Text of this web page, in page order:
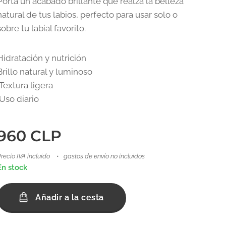
de tus labios, perfecto para usar solo o
tu labial favorito.
y nutrición
natural y luminoso
ligera
diario
CLP
IVA incluido gastos de envío no incluidos
stock
Añadir a la cesta